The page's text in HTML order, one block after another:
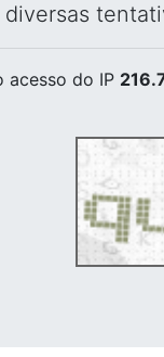
diversas
acesso do IP